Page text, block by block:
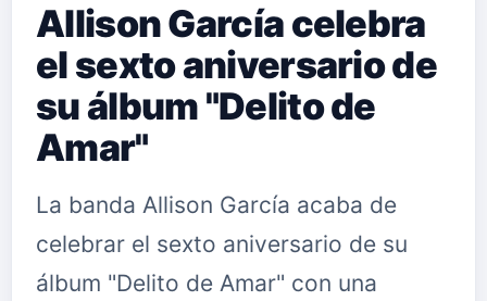
Allison García celebra
el sexto aniversario de
su álbum "Delito de
Amar"
La banda Allison García acaba de
celebrar el sexto aniversario de su
álbum "Delito de Amar" con una